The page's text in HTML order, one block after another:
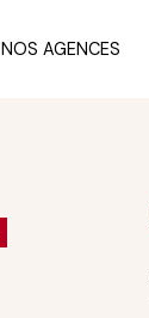
NOS AGENCES